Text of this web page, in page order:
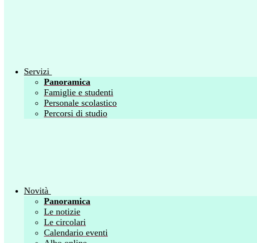
Servizi
Panoramica
Famiglie e studenti
Personale scolastico
Percorsi di studio
Novità
Panoramica
Le notizie
Le circolari
Calendario eventi